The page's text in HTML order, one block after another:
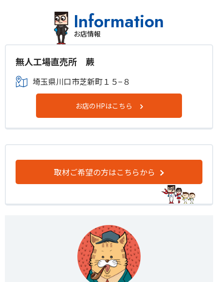
Information
お店情報
無人工場直売所 蕨
埼玉県川口市芝新町１５−８
お店のHPはこちら
取材ご希望の方はこちらから